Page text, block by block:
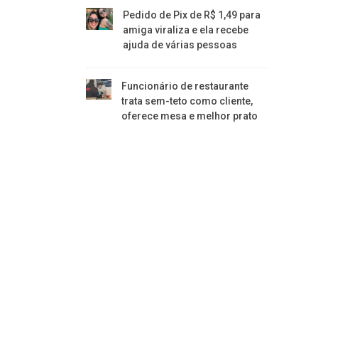
Pedido de Pix de R$ 1,49 para
amiga viraliza e ela recebe
ajuda de várias pessoas
Funcionário de restaurante
trata sem-teto como cliente,
oferece mesa e melhor prato